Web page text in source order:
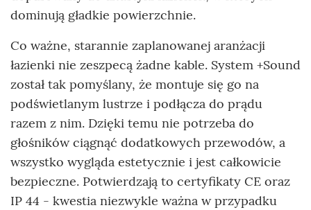
dominują gładkie powierzchnie.
Co ważne, starannie zaplanowanej aranżacji
łazienki nie zeszpecą żadne kable. System +Sound
został tak pomyślany, że montuje się go na
podświetlanym lustrze i podłącza do prądu
razem z nim. Dzięki temu nie potrzeba do
głośników ciągnąć dodatkowych przewodów, a
wszystko wygląda estetycznie i jest całkowicie
bezpieczne. Potwierdzają to certyfikaty CE oraz
IP 44 - kwestia niezwykle ważna w przypadku